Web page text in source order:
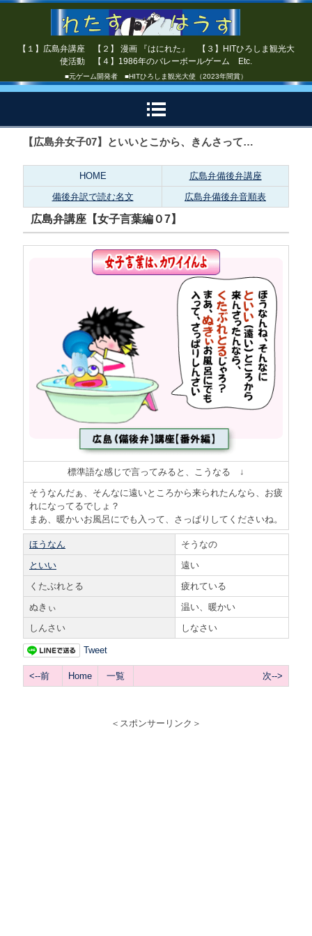
【１】広島弁講座 【２】 漫画 『はにれた』 【３】HITひろしま観光大
使活動 【４】1986年のバレーボールゲーム Etc.
■元ゲーム開発者 ■HITひろしま観光大使（2023年間賞）
【広島弁女子07】といいとこから、きんさって…
HOME
広島弁備後弁講座
備後弁訳で読む名文
広島弁備後弁音順表
広島弁講座【女子言葉編０7】
標準語な感じで言ってみると、こうなる ↓
そうなんだぁ、そんなに遠いところから来られたんなら、お疲
れになってるでしょ？
まあ、暖かいお風呂にでも入って、さっぱりしてくださいね。
ほうなん
そうなの
といい
遠い
くたぶれとる
疲れている
ぬきぃ
温い、暖かい
しんさい
しなさい
Tweet
<--前 Home 一覧 次-->
＜スポンサーリンク＞